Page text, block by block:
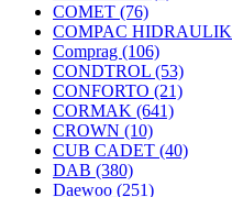
COMET (76)
COMPAC HIDRAULIK
Comprag (106)
CONDTROL (53)
CONFORTO (21)
CORMAK (641)
CROWN (10)
CUB CADET (40)
DAB (380)
Daewoo (251)